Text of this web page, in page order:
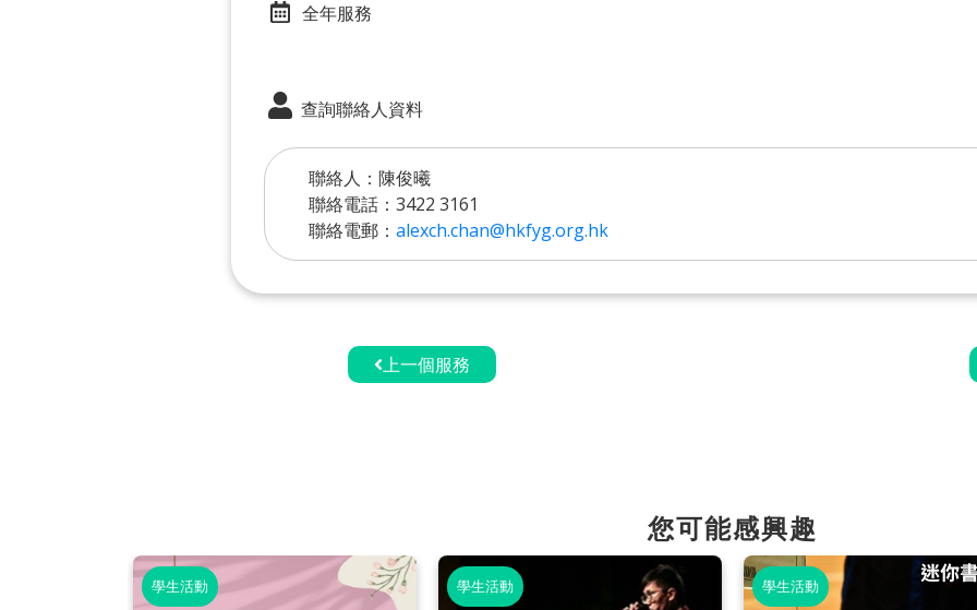
全年服務
查詢聯絡人資料
聯絡人：陳俊曦
聯絡電話：3422 3161
聯絡電郵： alexch.chan@hkfyg.org.hk
上一個服務
您可能感興趣
學生活動 學生活動 學生活動